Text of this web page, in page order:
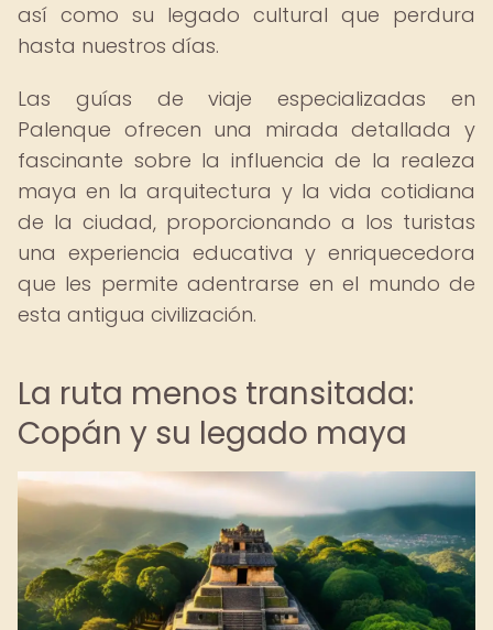
así como su legado cultural que perdura
hasta nuestros días.
Las guías de viaje especializadas en
Palenque ofrecen una mirada detallada y
fascinante sobre la influencia de la realeza
maya en la arquitectura y la vida cotidiana
de la ciudad, proporcionando a los turistas
una experiencia educativa y enriquecedora
que les permite adentrarse en el mundo de
esta antigua civilización.
La ruta menos transitada:
Copán y su legado maya